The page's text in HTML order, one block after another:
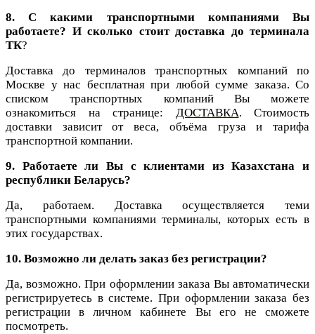
8. С какими транспортными компаниями Вы
работаете? И сколько стоит доставка до терминала
ТК?
Доставка до терминалов транспортных компаний по
Москве у нас бесплатная при любой сумме заказа. Со
списком транспортных компаний Вы можете
ознакомиться на странице: ДОСТАВКА. Стоимость
доставки зависит от веса, объёма груза и тарифа
транспортной компании.
9. Работаете ли Вы с клиентами из Казахстана и
республики Беларусь?
Да, работаем. Доставка осуществляется теми
транспортными компаниями терминалы, которых есть в
этих государствах.
10. Возможно ли делать заказ без регистрации?
Да, возможно. При оформлении заказа Вы автоматически
регистрируетесь в системе. При оформлении заказа без
регистрации в личном кабинете Вы его не сможете
посмотреть.